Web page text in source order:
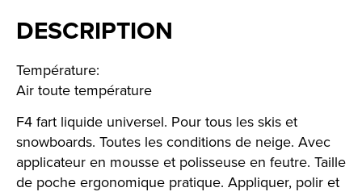
DESCRIPTION
Température:
Air toute température
F4 fart liquide universel. Pour tous les skis et
snowboards. Toutes les conditions de neige. Avec
applicateur en mousse et polisseuse en feutre. Taille
de poche ergonomique pratique. Appliquer, polir et